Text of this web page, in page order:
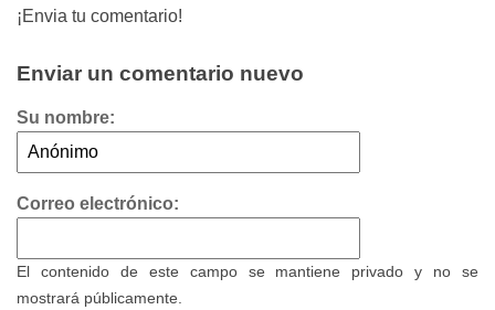
¡Envia tu comentario!
Enviar un comentario nuevo
Su nombre:
Correo electrónico:
El contenido de este campo se mantiene privado y no se
mostrará públicamente.